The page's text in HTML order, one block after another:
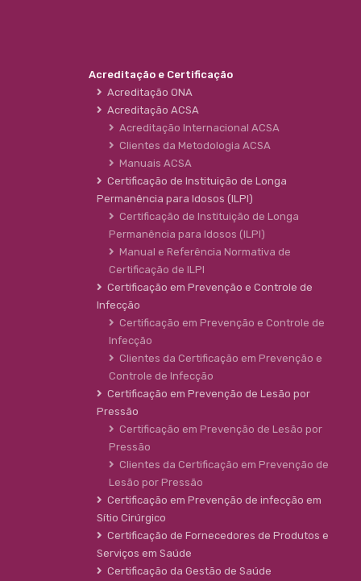
Acreditação e Certificação
Acreditação ONA
Acreditação ACSA
Acreditação Internacional ACSA
Clientes da Metodologia ACSA
Manuais ACSA
Certificação de Instituição de Longa
Permanência para Idosos (ILPI)
Certificação de Instituição de Longa
Permanência para Idosos (ILPI)
Manual e Referência Normativa de
Certificação de ILPI
Certificação em Prevenção e Controle de
Infecção
Certificação em Prevenção e Controle de
Infecção
Clientes da Certificação em Prevenção e
Controle de Infecção
Certificação em Prevenção de Lesão por
Pressão
Certificação em Prevenção de Lesão por
Pressão
Clientes da Certificação em Prevenção de
Lesão por Pressão
Certificação em Prevenção de infecção em
Sítio Cirúrgico
Certificação de Fornecedores de Produtos e
Serviços em Saúde
Certificação da Gestão de Saúde